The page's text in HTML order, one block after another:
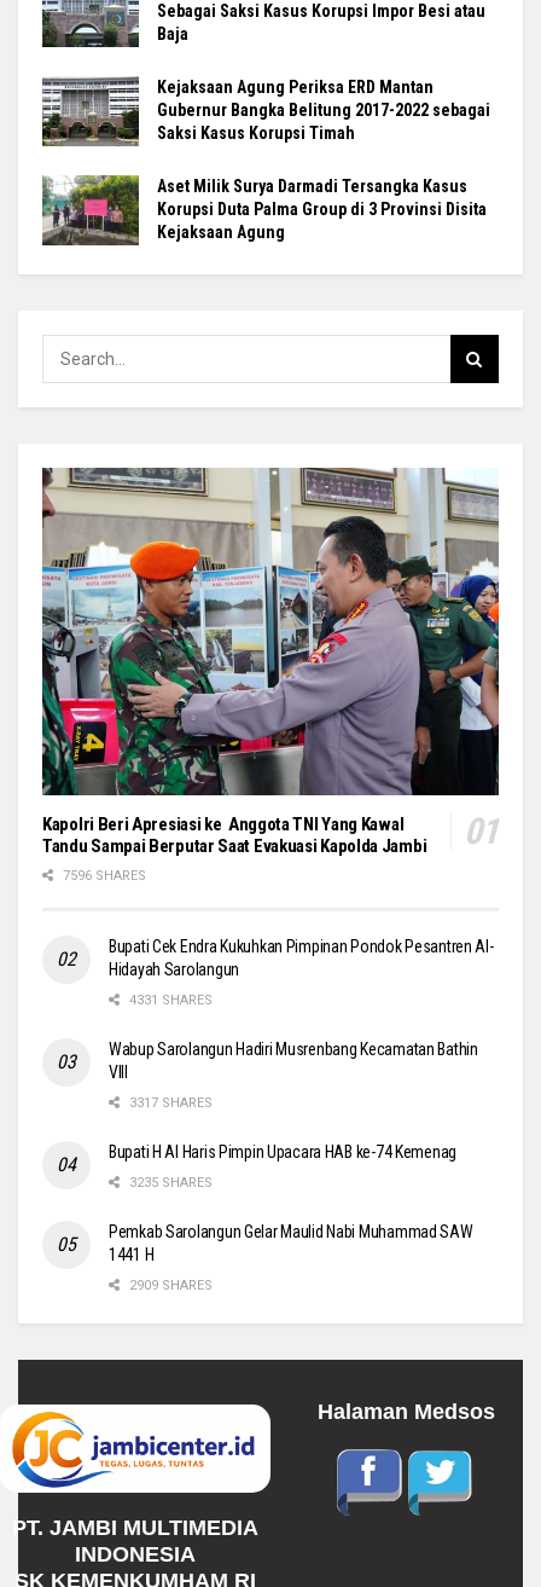
Sebagai Saksi Kasus Korupsi Impor Besi atau
Baja
Kejaksaan Agung Periksa ERD Mantan
Gubernur Bangka Belitung 2017-2022 sebagai
Saksi Kasus Korupsi Timah
Aset Milik Surya Darmadi Tersangka Kasus
Korupsi Duta Palma Group di 3 Provinsi Disita
Kejaksaan Agung
Kapolri Beri Apresiasi ke Anggota TNI Yang Kawal
Tandu Sampai Berputar Saat Evakuasi Kapolda Jambi
7596 SHARES
Bupati Cek Endra Kukuhkan Pimpinan Pondok Pesantren Al-
Hidayah Sarolangun
4331 SHARES
Wabup Sarolangun Hadiri Musrenbang Kecamatan Bathin
VIII
3317 SHARES
Bupati H Al Haris Pimpin Upacara HAB ke-74 Kemenag
3235 SHARES
Pemkab Sarolangun Gelar Maulid Nabi Muhammad SAW
1441 H
2909 SHARES
PT. JAMBI MULTIMEDIA
INDONESIA
SK KEMENKUMHAM RI
Halaman Medsos